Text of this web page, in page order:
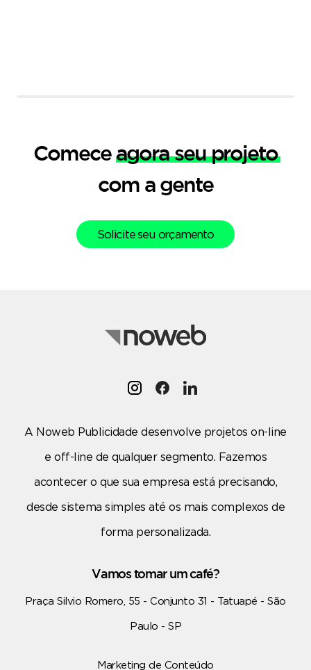
Comeceagora seu projeto
com a gente
Solicite seu orçamento
A Noweb Publicidade desenvolve projetos on-line
e off-line de qualquer segmento. Fazemos
acontecer o que sua empresa está precisando,
desde sistema simples até os mais complexos de
forma personalizada.
Vamos tomar um café?
Praça Silvio Romero, 55 - Conjunto 31 - Tatuapé - São
Paulo - SP
Marketing de Conteúdo